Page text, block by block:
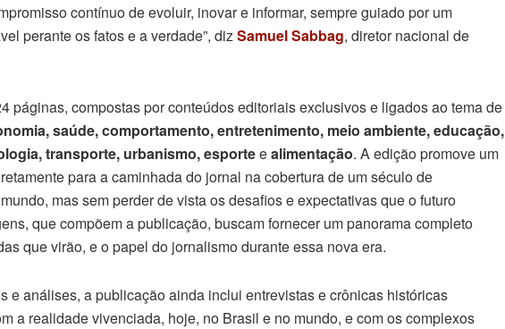
contínuo de evoluir, inovar e informar, sempre guiado por um
perante os fatos e a verdade”, dizSamuel Sabbag, diretor nacional de
páginas, compostas por conteúdos editoriais exclusivos e ligados ao tema de
saúde, comportamento, entretenimento, meio ambiente, educação,
transporte, urbanismo, esporteealimentação. A edição promove um
para a caminhada do jornal na cobertura de um século de
mas sem perder de vista os desafios e expectativas que o futuro
que compõem a publicação, buscam fornecer um panorama completo
que virão, e o papel do jornalismo durante essa nova era.
e análises, a publicação ainda inclui entrevistas e crônicas históricas
a realidade vivenciada, hoje, no Brasil e no mundo, e com os complexos